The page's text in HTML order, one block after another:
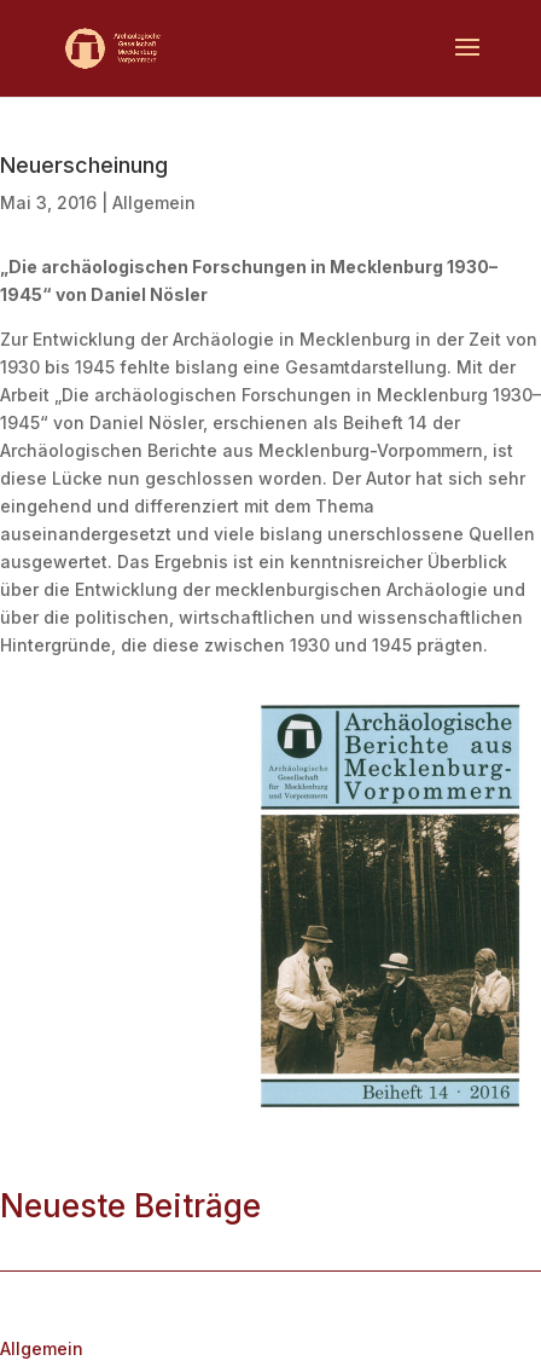
Neuerscheinung
Mai 3, 2016 Allgemein
„Die archäologischen Forschungen in Mecklenburg 1930–
1945“ von Daniel Nösler
Zur Entwicklung der Archäologie in Mecklenburg in der Zeit von
1930 bis 1945 fehlte bislang eine Gesamtdarstellung. Mit der
Arbeit „Die archäologischen Forschungen in Mecklenburg 1930–
1945“ von Daniel Nösler, erschienen als Beiheft 14 der
Archäologischen Berichte aus Mecklenburg-Vorpommern, ist
diese Lücke nun geschlossen worden. Der Autor hat sich sehr
eingehend und differenziert mit dem Thema
auseinandergesetzt und viele bislang unerschlossene Quellen
ausgewertet. Das Ergebnis ist ein kenntnisreicher Überblick
über die Entwicklung der mecklenburgischen Archäologie und
über die politischen, wirtschaftlichen und wissenschaftlichen
Hintergründe, die diese zwischen 1930 und 1945 prägten.
Neueste Beiträge
Allgemein